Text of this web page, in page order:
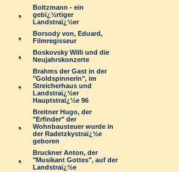
Boltzmann - ein
gebï¿½rtiger
Landstraï¿½er
Borsody von, Eduard,
Filmregisseur
Boskovsky Willi und die
Neujahrskonzerte
Brahms der Gast in der
"Goldspinnerin", im
Streicherhaus und
Landstraï¿½er
Hauptstraï¿½e 96
Breitner Hugo, der
"Erfinder" der
Wohnbausteuer wurde in
der Radetzkystraï¿½e
geboren
Bruckner Anton, der
"Musikant Gottes", auf der
Landstraï¿½e